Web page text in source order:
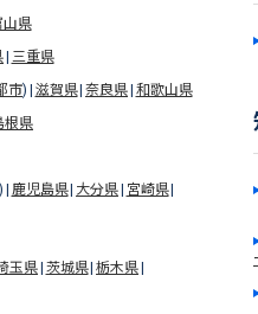
山県
三重県
市) 滋賀県 奈良県 和歌山県
根県
) 鹿児島県 大分県 宮崎県
玉県 茨城県 栃木県